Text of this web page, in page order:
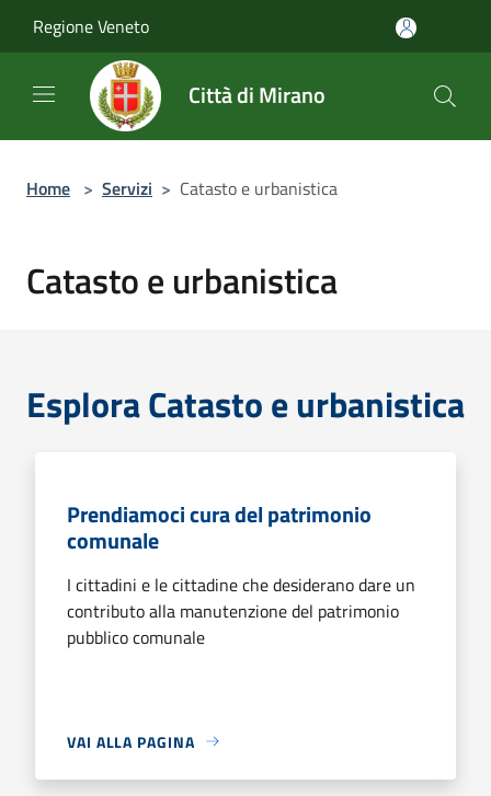
Regione Veneto
Città di Mirano
Home > Servizi > Catasto e urbanistica
Catasto e urbanistica
Esplora Catasto e urbanistica
Prendiamoci cura del patrimonio
comunale
I cittadini e le cittadine che desiderano dare un
contributo alla manutenzione del patrimonio
pubblico comunale
VAI ALLA PAGINA